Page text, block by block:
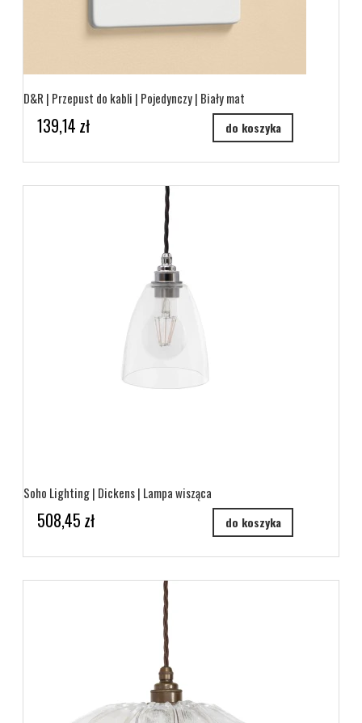
D&R | Przepust do kabli | Pojedynczy | Biały mat
139,14 zł do koszyka
Soho Lighting | Dickens | Lampa wisząca
508,45 zł do koszyka